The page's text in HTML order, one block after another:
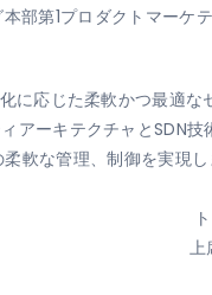
部第1プロダクトマーケ
に応じた柔軟かつ最適な
ーキテクチャとSDN技
軟な管理、制御を実現
上